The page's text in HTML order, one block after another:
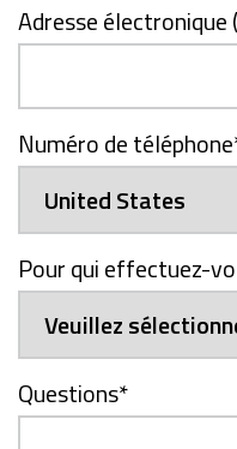
Adresse électronique
Numéro de téléphone
Pour qui effectuez-
Questions*